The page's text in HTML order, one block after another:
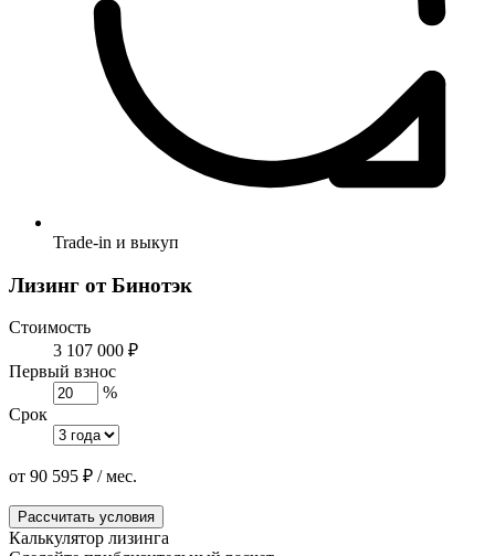
Trade-in и выкуп
Лизинг от Бинотэк
Стоимость
3 107 000 ₽
Первый взнос
%
Срок
от 90 595 ₽ / мес.
Рассчитать условия
Калькулятор лизинга